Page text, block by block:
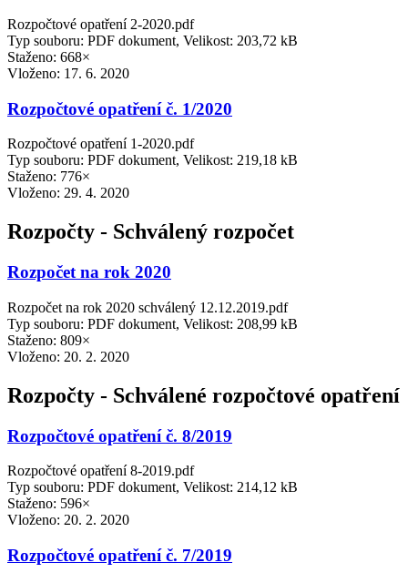
Rozpočtové opatření 2-2020.pdf
Typ souboru: PDF dokument, Velikost: 203,72 kB
Staženo: 668×
Vloženo: 17. 6. 2020
Rozpočtové opatření č. 1/2020
Rozpočtové opatření 1-2020.pdf
Typ souboru: PDF dokument, Velikost: 219,18 kB
Staženo: 776×
Vloženo: 29. 4. 2020
Rozpočty - Schválený rozpočet
Rozpočet na rok 2020
Rozpočet na rok 2020 schválený 12.12.2019.pdf
Typ souboru: PDF dokument, Velikost: 208,99 kB
Staženo: 809×
Vloženo: 20. 2. 2020
Rozpočty - Schválené rozpočtové opatření
Rozpočtové opatření č. 8/2019
Rozpočtové opatření 8-2019.pdf
Typ souboru: PDF dokument, Velikost: 214,12 kB
Staženo: 596×
Vloženo: 20. 2. 2020
Rozpočtové opatření č. 7/2019